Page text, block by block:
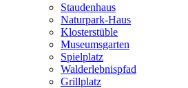
Staudenhaus
Naturpark-Haus
Klosterstüble
Museumsgarten
Spielplatz
Walderlebnispfad
Grillplatz